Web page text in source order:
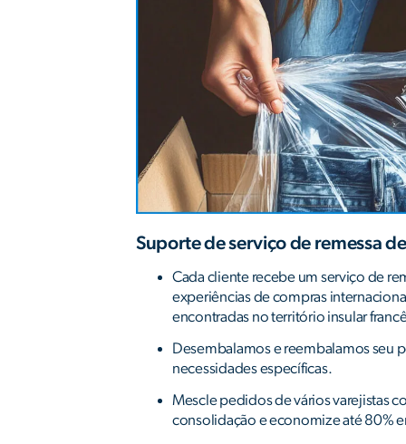
Suporte de serviço de remessa
Cada cliente recebe um serviço de
experiências de compras
encontradas no território insular
Desembalamos e reembalamos seu
necessidades específicas.
Mescle pedidos de vários varejistas
consolidação e economize até 80%